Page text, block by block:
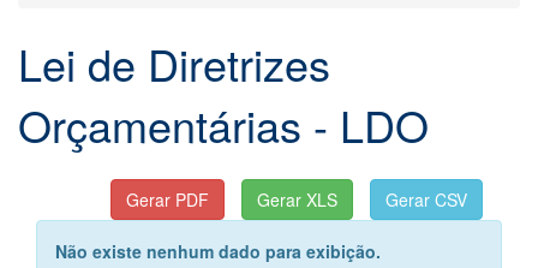
Lei de Diretrizes
Orçamentárias - LDO
Não existe nenhum dado para exibição.